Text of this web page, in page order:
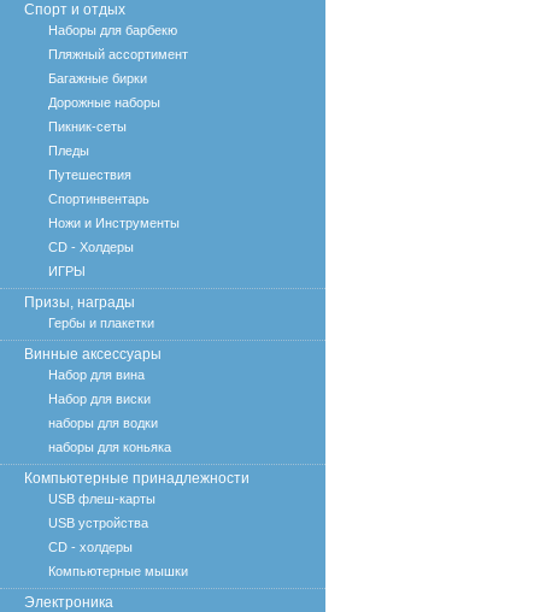
Спорт и отдых
Наборы для барбекю
Пляжный ассортимент
Багажные бирки
Дорожные наборы
Пикник-сеты
Пледы
Путешествия
Спортинвентарь
Ножи и Инструменты
CD - Холдеры
ИГРЫ
Призы, награды
Гербы и плакетки
Винные аксессуары
Набор для вина
Набор для виски
наборы для водки
наборы для коньяка
Компьютерные принадлежности
USB флеш-карты
USB устройства
CD - холдеры
Компьютерные мышки
Электроника